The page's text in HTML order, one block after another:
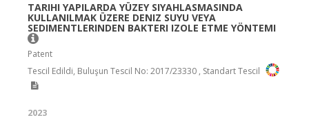
TARIHI YAPILARDA YÜZEY SIYAHLASMASINDA
KULLANILMAK ÜZERE DENIZ SUYU VEYA
SEDIMENTLERINDEN BAKTERI IZOLE ETME YÖNTEMI
Patent
Tescil Edildi, Buluşun Tescil No: 2017/23330 , Standart Tescil
2023